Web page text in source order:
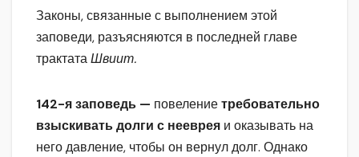
Законы, связанные с выполнением этой
заповеди, разъясняются в последней главе
трактатаШвиит.
142-я заповедь — повелениетребовательно
взыскивать долги с нееврея и оказывать на
него давление, чтобы он вернул долг. Однако